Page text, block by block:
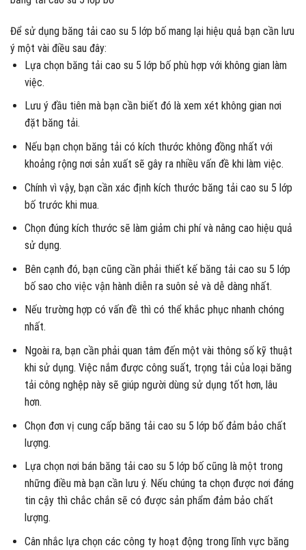
Để sử dụng băng tải cao su 5 lớp bố mang lại hiệu quả bạn cần lưu
ý một vài điều sau đây:
Lựa chọn băng tải cao su 5 lớp bố phù hợp với không gian làm
việc.
Lưu ý đầu tiên mà bạn cần biết đó là xem xét không gian nơi
đặt băng tải.
Nếu bạn chọn băng tải có kích thước không đồng nhất với
khoảng rộng nơi sản xuất sẽ gây ra nhiều vấn đề khi làm việc.
Chính vì vậy, bạn cần xác định kích thước băng tải cao su 5 lớp
bố trước khi mua.
Chọn đúng kích thước sẽ làm giảm chi phí và nâng cao hiệu quả
sử dụng.
Bên cạnh đó, bạn cũng cần phải thiết kế băng tải cao su 5 lớp
bố sao cho việc vận hành diễn ra suôn sẻ và dễ dàng nhất.
Nếu trường hợp có vấn đề thì có thể khắc phục nhanh chóng
nhất.
Ngoài ra, bạn cần phải quan tâm đến một vài thông số kỹ thuật
khi sử dụng. Việc nắm được công suất, trọng tải của loại băng
tải công nghệp này sẽ giúp người dùng sử dụng tốt hơn, lâu
hơn.
Chọn đơn vị cung cấp băng tải cao su 5 lớp bố đảm bảo chất
lượng.
Lựa chọn nơi bán băng tải cao su 5 lớp bố cũng là một trong
những điều mà bạn cần lưu ý. Nếu chúng ta chọn được nơi đáng
tin cậy thì chắc chắn sẽ có được sản phẩm đảm bảo chất
lượng.
Cân nhắc lựa chọn các công ty hoạt động trong lĩnh vực băng